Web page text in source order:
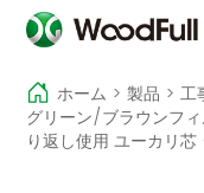
ホーム > 製品 > 工
グリーン/ブラウンフ
り返し使用 ユーカリ芯